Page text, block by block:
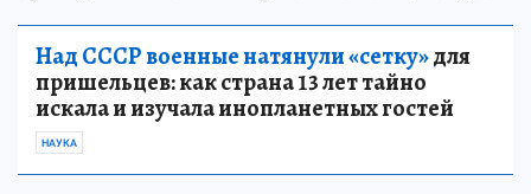
Над СССР военные натянули «сетку»для
пришельцев: как страна 13 лет тайно
искала и изучала инопланетных гостей
НАУКА